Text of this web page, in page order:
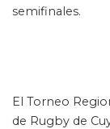
semifinales.
El Torneo
de Rugby de